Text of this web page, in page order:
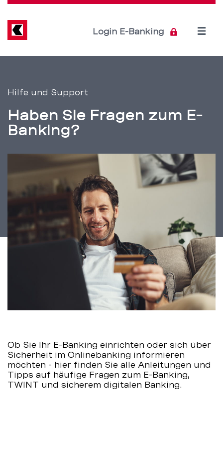
zu
Ihrem
E-
Banking
–
BEKB
Direkt
Inhalt
Login E-Banking
Open
Hilfe und Support
Haben Sie Fragen zum E-
Banking?
Ob Sie Ihr E-Banking einrichten oder sich über
Sicherheit im Onlinebanking informieren
möchten - hier finden Sie alle Anleitungen und
Tipps auf häufige Fragen zum E-Banking,
TWINT und sicherem digitalen Banking.